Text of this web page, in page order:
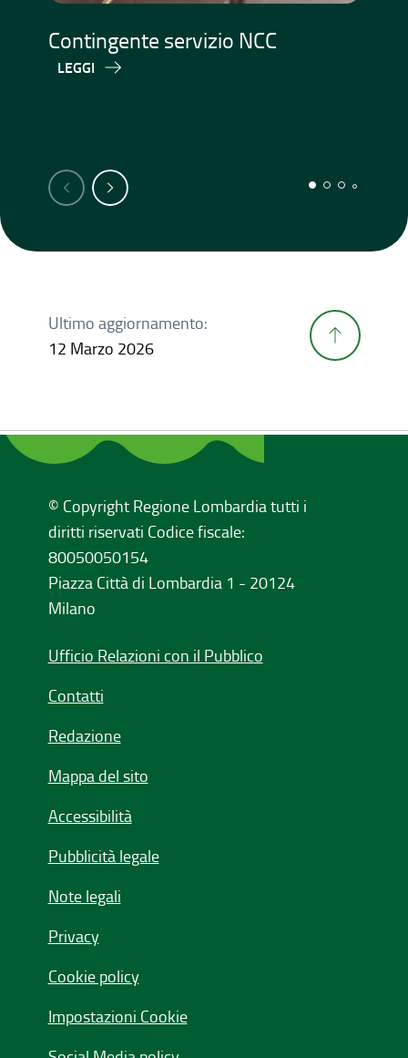
Contingente servizio NCC
LEGGI
Ultimo aggiornamento:
12 Marzo 2026
© Copyright Regione Lombardia tutti i
diritti riservati Codice fiscale:
80050050154
Piazza Città di Lombardia 1 - 20124
Milano
Ufficio Relazioni con il Pubblico
Contatti
Redazione
Mappa del sito
Accessibilità
Pubblicità legale
Note legali
Privacy
Cookie policy
Impostazioni Cookie